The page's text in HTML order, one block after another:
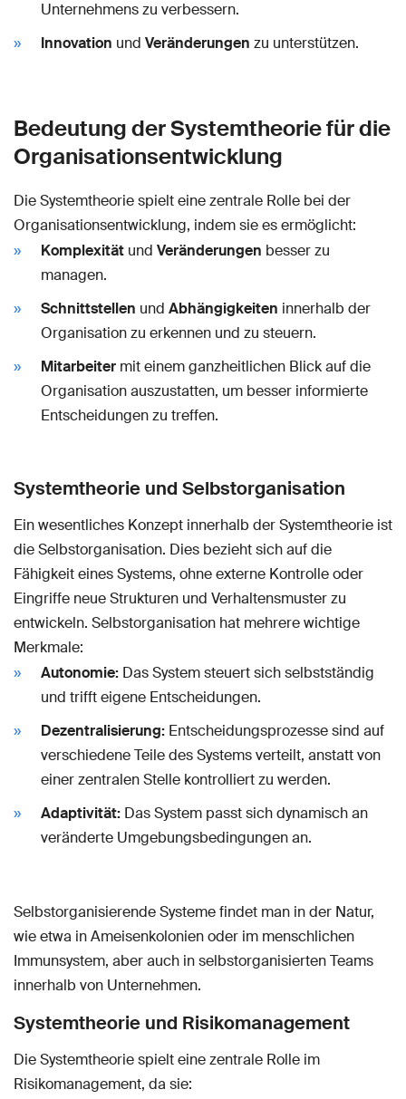
Unternehmens zu verbessern.
Innovation und Veränderungen zu unterstützen.
Bedeutung der Systemtheorie für die
Organisationsentwicklung
Die Systemtheorie spielt eine zentrale Rolle bei der
Organisationsentwicklung, indem sie es ermöglicht:
Komplexität und Veränderungen besser zu
managen.
Schnittstellen und Abhängigkeiten innerhalb der
Organisation zu erkennen und zu steuern.
Mitarbeiter mit einem ganzheitlichen Blick auf die
Organisation auszustatten, um besser informierte
Entscheidungen zu treffen.
Systemtheorie und Selbstorganisation
Ein wesentliches Konzept innerhalb der Systemtheorie ist
die Selbstorganisation. Dies bezieht sich auf die
Fähigkeit eines Systems, ohne externe Kontrolle oder
Eingriffe neue Strukturen und Verhaltensmuster zu
entwickeln. Selbstorganisation hat mehrere wichtige
Merkmale:
Autonomie: Das System steuert sich selbstständig
und trifft eigene Entscheidungen.
Dezentralisierung: Entscheidungsprozesse sind auf
verschiedene Teile des Systems verteilt, anstatt von
einer zentralen Stelle kontrolliert zu werden.
Adaptivität: Das System passt sich dynamisch an
veränderte Umgebungsbedingungen an.
Selbstorganisierende Systeme findet man in der Natur,
wie etwa in Ameisenkolonien oder im menschlichen
Immunsystem, aber auch in selbstorganisierten Teams
innerhalb von Unternehmen.
Systemtheorie und Risikomanagement
Die Systemtheorie spielt eine zentrale Rolle im
Risikomanagement, da sie: